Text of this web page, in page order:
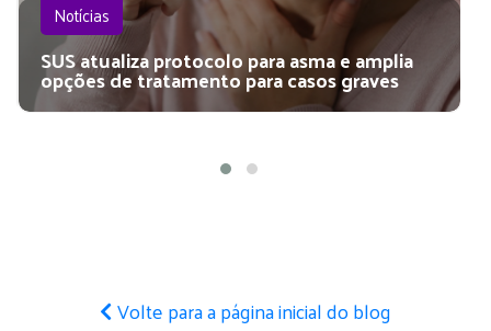
Notícias
SUS atualiza protocolo para asma e amplia
opções de tratamento para casos graves
Volte para a página inicial do blog